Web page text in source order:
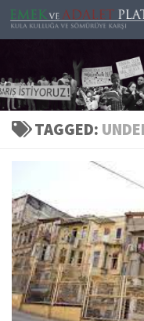
Skip to content
TAGGED: